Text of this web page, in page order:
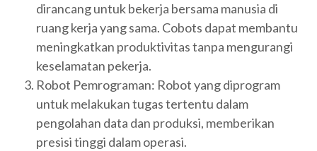
dirancang untuk bekerja bersama manusia di
ruang kerja yang sama. Cobots dapat membantu
meningkatkan produktivitas tanpa mengurangi
keselamatan pekerja.
Robot Pemrograman: Robot yang diprogram
untuk melakukan tugas tertentu dalam
pengolahan data dan produksi, memberikan
presisi tinggi dalam operasi.